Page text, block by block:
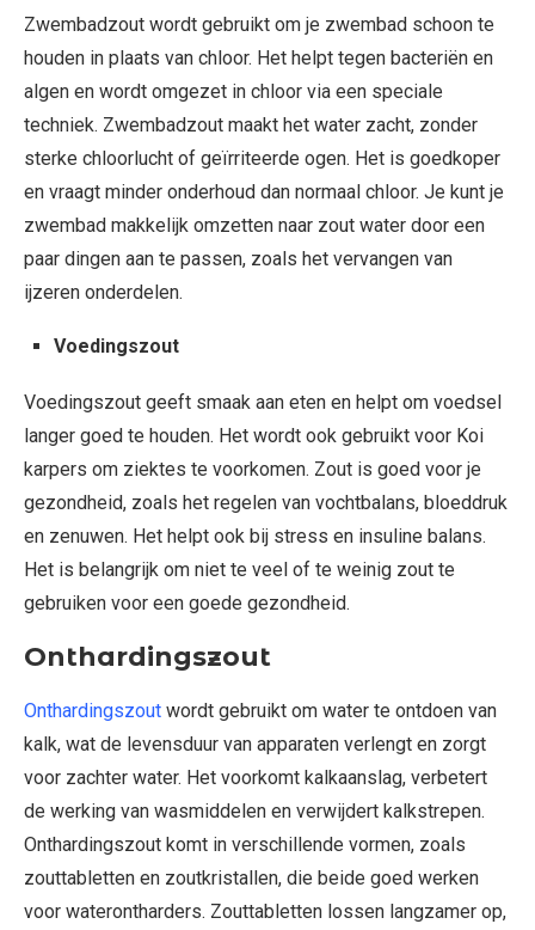
Zwembadzout wordt gebruikt om je zwembad schoon te
houden in plaats van chloor. Het helpt tegen bacteriën en
algen en wordt omgezet in chloor via een speciale
techniek. Zwembadzout maakt het water zacht, zonder
sterke chloorlucht of geïrriteerde ogen. Het is goedkoper
en vraagt minder onderhoud dan normaal chloor. Je kunt je
zwembad makkelijk omzetten naar zout water door een
paar dingen aan te passen, zoals het vervangen van
ijzeren onderdelen.
Voedingszout
Voedingszout geeft smaak aan eten en helpt om voedsel
langer goed te houden. Het wordt ook gebruikt voor Koi
karpers om ziektes te voorkomen. Zout is goed voor je
gezondheid, zoals het regelen van vochtbalans, bloeddruk
en zenuwen. Het helpt ook bij stress en insuline balans.
Het is belangrijk om niet te veel of te weinig zout te
gebruiken voor een goede gezondheid.
Onthardingszout
Onthardingszout wordt gebruikt om water te ontdoen van
kalk, wat de levensduur van apparaten verlengt en zorgt
voor zachter water. Het voorkomt kalkaanslag, verbetert
de werking van wasmiddelen en verwijdert kalkstrepen.
Onthardingszout komt in verschillende vormen, zoals
zouttabletten en zoutkristallen, die beide goed werken
voor waterontharders. Zouttabletten lossen langzamer op,